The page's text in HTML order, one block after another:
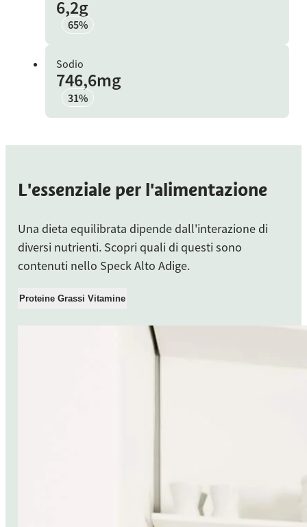
6,2g
65%
Sodio
746,6mg
31%
L'essenziale per l'alimentazione
Una dieta equilibrata dipende dall'interazione di
diversi nutrienti. Scopri quali di questi sono
contenuti nello Speck Alto Adige.
Proteine Grassi Vitamine